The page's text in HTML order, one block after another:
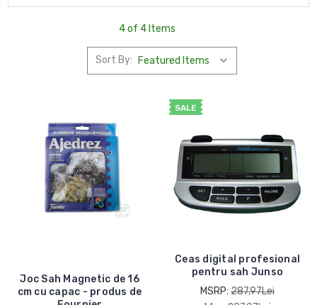
4 of 4 Items
Sort By:
Joc Sah Magnetic de 16
cm cu capac - produs de
SALE
Ceas digital profesional
pentru sah Junso
MSRP: 287,97Lei